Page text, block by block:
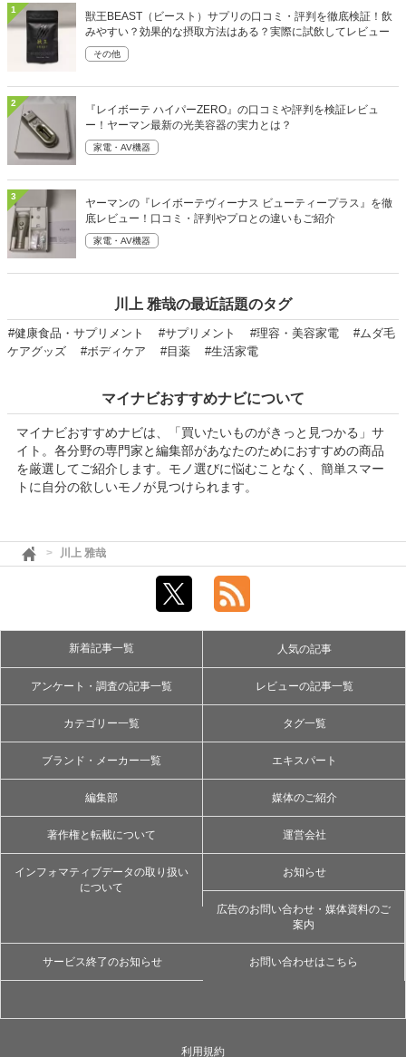
1
獣王BEAST（ビースト）サプリの口コミ・評判を徹底検証！飲
みやすい？効果的な摂取方法はある？実際に試飲してレビュー
その他
2
『レイボーテ ハイパーZERO』の口コミや評判を検証レビュ
ー！ヤーマン最新の光美容器の実力とは？
家電・AV機器
3
ヤーマンの『レイボーテヴィーナス ビューティープラス』を徹
底レビュー！口コミ・評判やプロとの違いもご紹介
家電・AV機器
川上 雅哉の最近話題のタグ
#健康食品・サプリメント #サプリメント #理容・美容家電
#ムダ毛
ケアグッズ
#ボディケア #目薬 #生活家電
マイナビおすすめナビについて
マイナビおすすめナビは、「買いたいものがきっと見つかる」サ
イト。各分野の専門家と編集部があなたのためにおすすめの商品
を厳選してご紹介します。モノ選びに悩むことなく、簡単スマー
トに自分の欲しいモノが見つけられます。
川上 雅哉
新着記事一覧 人気の記事
アンケート・調査の記事一覧 レビューの記事一覧
カテゴリー一覧 タグ一覧
ブランド・メーカー一覧 エキスパート
編集部 媒体のご紹介
著作権と転載について 運営会社
インフォマティブデータの取り扱い
について
お知らせ
広告のお問い合わせ・媒体資料のご
案内
サービス終了のお知らせ お問い合わせはこちら
利用規約